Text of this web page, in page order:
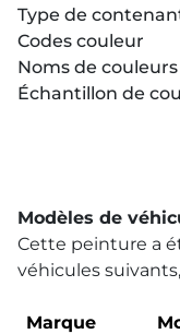
Type de
Codes couleur
Noms de couleurs
Échantillon de
Modèles de
Cette peinture a
véhicules
Marque